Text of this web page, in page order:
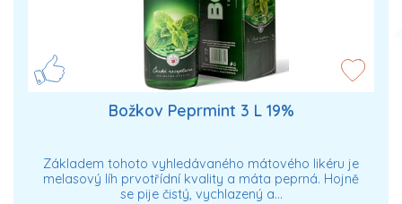
Božkov Peprmint 3 L 19%
Základem tohoto vyhledávaného mátového likéru je
melasový líh prvotřídní kvality a máta peprná. Hojně
se pije čistý, vychlazený a…